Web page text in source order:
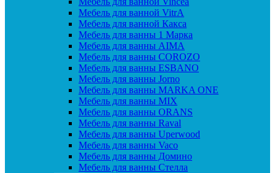
Мебель для ванной VitrA
Мебель для ванной Какса
Мебель для ванны 1 Марка
Мебель для ванны AIMA
Мебель для ванны COROZO
Мебель для ванны ESBANO
Мебель для ванны Jorno
Мебель для ванны MARKA ONE
Мебель для ванны MIX
Мебель для ванны ORANS
Мебель для ванны Raval
Мебель для ванны Uperwood
Мебель для ванны Vaco
Мебель для ванны Домино
Мебель для ванны Стелла